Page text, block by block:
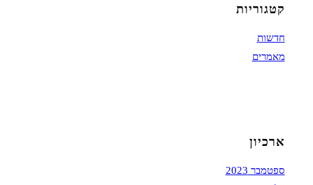
קטגוריות
חדשות
מאמרים
ארכיון
ספטמבר 2023